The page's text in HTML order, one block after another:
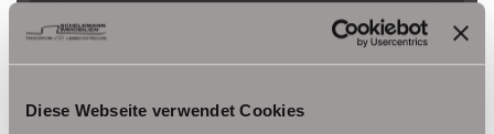
Diese Webseite verwendet Cookies
Erfurt / Molsdorf
Erfurt /Andreasvorstadt Erfurt/ Frienstedt